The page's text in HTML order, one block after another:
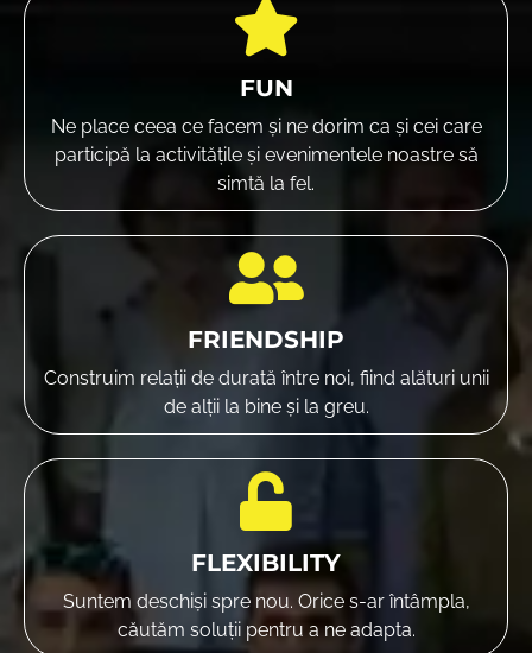
FUN
Ne place ceea ce facem și ne dorim ca și cei care
participă la activitățile și evenimentele noastre să
simtă la fel.
FRIENDSHIP
Construim relații de durată între noi, fiind alături unii
de alții la bine și la greu.
FLEXIBILITY
Suntem deschiși spre nou. Orice s-ar întâmpla,
căutăm soluții pentru a ne adapta.